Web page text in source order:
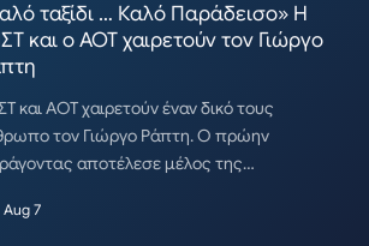
ταξίδι … Καλό Παράδεισο» Η
και ο ΑΟΤ χαιρετούν τον Γιώργο
και ΑΟΤ χαιρετούν έναν δικό τους
τον Γιώργο Ράπτη. Ο πρώην
αποτέλεσε μέλος της…
Aug 7